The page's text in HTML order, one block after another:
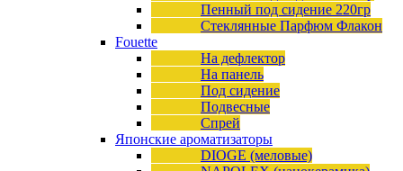
Пенный под сидение 220гр
Стеклянные Парфюм Флакон
Fouette
На дефлектор
На панель
Под сидение
Подвесные
Спрей
Японские ароматизаторы
DIOGE (меловые)